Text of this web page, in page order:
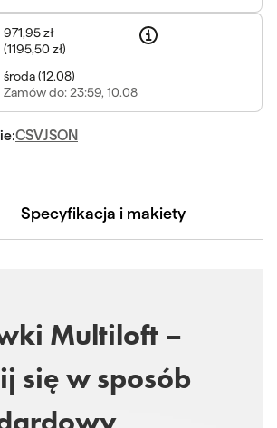
971,95 zł
(1195,50 zł)
środa(12.08)
Zamówdo: 23:59, 10.08
CSVJSON
Specyfikacja i makiety
Multiloft –
się w sposób